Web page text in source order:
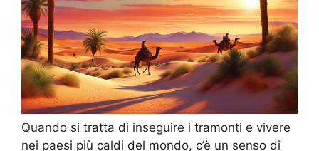
Quando si tratta di inseguire i tramonti e vivere
nei paesi più caldi del mondo, c’è un senso di